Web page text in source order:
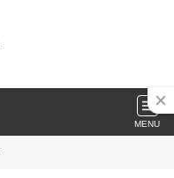
MENU